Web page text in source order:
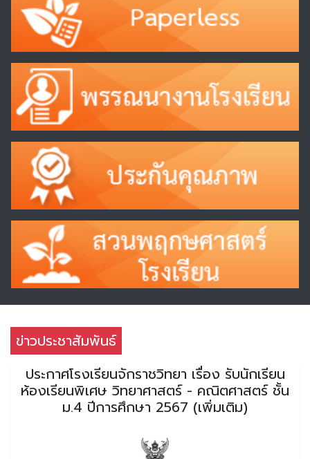
ข่าวประชาสัมพันธ์
ประกาศโรงเรียนจักราชวิทยา เรื่อง รับนักเรียน
ห้องเรียนพิเศษ วิทยาศาสตร์ - คณิตศาสตร์ ชั้น
ม.4 ปีการศึกษา 2567 (เพิ่มเติม)